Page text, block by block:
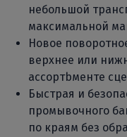
небольшой
максимальной
Новое
верхнее или
ассортbменте
Быстрая и
промывочного
по краям без